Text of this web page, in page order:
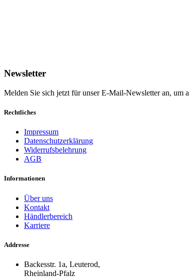
Newsletter
Melden Sie sich jetzt für unser E-Mail-Newsletter an, um
Rechtliches
Impressum
Datenschutzerklärung
Widerrufsbelehrung
AGB
Informationen
Über uns
Kontakt
Händlerbereich
Karriere
Addresse
Backesstr. 1a, Leuterod,
Rheinland-Pfalz